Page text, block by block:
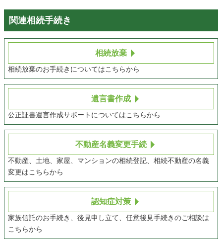
関連相続手続き
相続放棄
相続放棄のお手続きについてはこちらから
遺言書作成
公正証書遺言作成サポートについてはこちらから
不動産名義変更手続
不動産、土地、家屋、マンションの相続登記、相続不動産の名義
変更はこちらから
認知症対策
家族信託のお手続き、後見申し立て、任意後見手続きのご相談は
こちらから